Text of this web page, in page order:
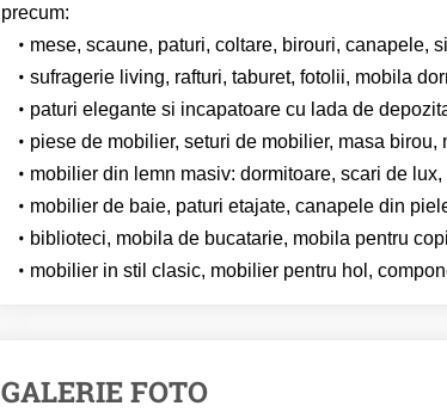
precum:
mese, scaune, paturi, coltare, birouri, canapele,
sufragerie living, rafturi, taburet, fotolii, mobila
paturi elegante si incapatoare cu lada de
piese de mobilier, seturi de mobilier, masa birou,
mobilier din lemn masiv: dormitoare, scari de
mobilier de baie, paturi etajate, canapele din
biblioteci, mobila de bucatarie, mobila pentru
mobilier in stil clasic, mobilier pentru hol,
GALERIE FOTO